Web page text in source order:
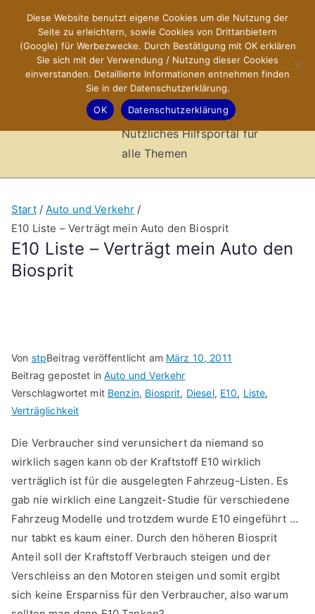
springen
X-Sites.de
–
Hilfsportal
Nützliches Hilfsportal für
alle Themen
E10 Liste – Verträgt mein Auto den
Biosprit
Start
Auto und Verkehr
E10 Liste – Verträgt mein Auto den Biosprit
Von stpBeitrag veröffentlicht am März 10, 2011
Beitrag gepostet inAuto und Verkehr
Verschlagwortet mit Benzin, Biosprit, Diesel, E10, Liste,
Verträglichkeit
Die Verbraucher sind verunsichert da niemand so
wirklich sagen kann ob der Kraftstoff E10 wirklich
verträglich ist für die ausgelegten Fahrzeug-Listen. Es
gab nie wirklich eine Langzeit-Studie für verschiedene
Fahrzeug Modelle und trotzdem wurde E10 eingeführt …
nur tabkt es kaum einer. Durch den höheren Biosprit
Anteil soll der Kraftstoff Verbrauch steigen und der
Verschleiss an den Motoren steigen und somit ergibt
sich keine Ersparniss für den Verbraucher, also warum
Diese Website benutzt eigene Cookies um die Nutzung der
Seite zu erleichtern, sowie Cookies von Drittanbietern
(Google) für Werbezwecke. Durch Bestätigung mit OK erklären
Sie sich mit der Verwendung / Nutzung dieser Cookies
einverstanden. Detaillierte Informationen entnehmen finden
Sie in der Datenschutzerklärung.
OK
Datenschutzerklärung